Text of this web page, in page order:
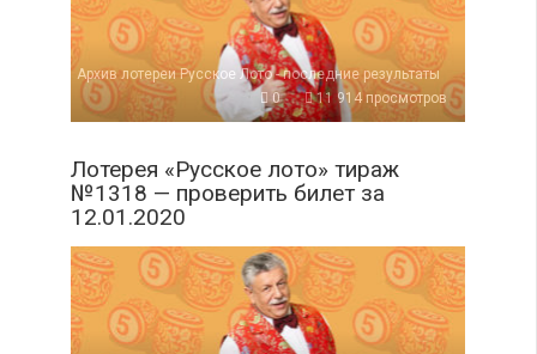
Архив лотереи Русское Лото - последние результаты
0
11 914 просмотров
Лотерея «Русское лото» тираж
№1318 — проверить билет за
12.01.2020